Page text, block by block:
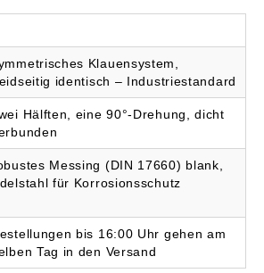
27,
aus EPDM. Der
Betriebsdruck liegt bei
max. 24 bar. Der
ch beträgt max. 50 °C.
eine KTW-Zulassung
nach D2 und
Prüfzeugnis DVGW
Ventils und Einstellen
der Strahlstärke erreicht
man die stufenlose
Wasserausbringung
Klauensystem,
identisch – Industriestandard
Hälften, eine 90°-Drehung, dicht
Messing (DIN 17660) blank,
für Korrosionsschutz
bis 16:00 Uhr gehen am
Tag in den Versand